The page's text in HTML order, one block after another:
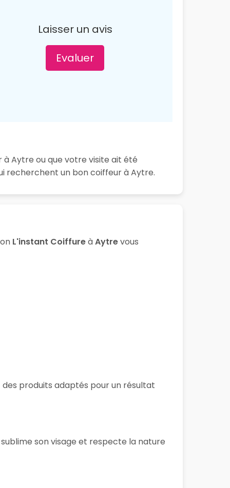
Laisser un avis
Evaluer
à Aytre ou que votre visite ait été
recherchent un bon coiffeur à Aytre.
L'instant CoiffureàAytrevous
produits adaptés pour un résultat
son visage et respecte la nature